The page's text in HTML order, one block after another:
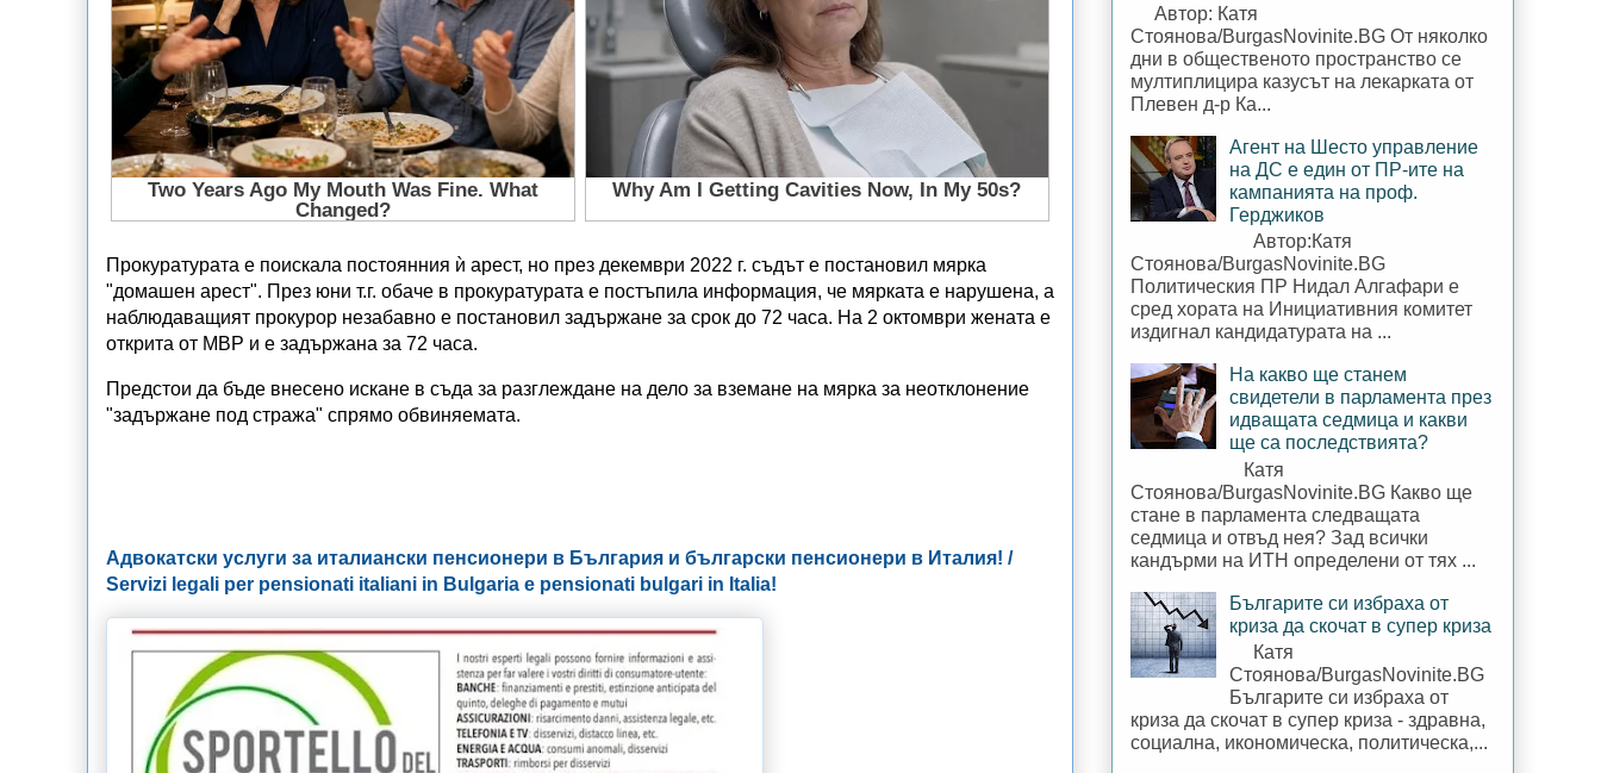
Прокуратурата е поискала постоянния ѝ арест, но през декември 2022 г. съдът е постановил мярка
"домашен арест". През юни т.г. обаче в прокуратурата е постъпила информация, че мярката е нарушена, а
наблюдаващият прокурор незабавно е постановил задържане за срок до 72 часа. На 2 октомври жената е
открита от МВР и е задържана за 72 часа.
Предстои да бъде внесено искане в съда за разглеждане на дело за вземане на мярка за неотклонение
"задържане под стража" спрямо обвиняемата.
Адвокатски услуги за италиански пенсионери в България и български пенсионери в Италия! /
Servizi legali per pensionati italiani in Bulgaria e pensionati bulgari in Italia!
Автор: Катя
Стоянова/BurgasNovinite.BG От няколко
дни в общественото пространство се
мултиплицира казусът на лекарката от
Плевен д-р Ка...
Агент на Шесто управление
на ДС е един от ПР-ите на
кампанията на проф.
Герджиков
Автор:Катя
Стоянова/BurgasNovinite.BG
Политическия ПР Нидал Алгафари е
сред хората на Инициативния комитет
издигнал кандидатурата на ...
На какво ще станем
свидетели в парламента през
идващата седмица и какви
ще са последствията?
Катя
Стоянова/BurgasNovinite.BG Какво ще
стане в парламента следващата
седмица и отвъд нея? Зад всички
кандърми на ИТН определени от тях ...
Българите си избраха от
криза да скочат в супер криза
Катя
Стоянова/BurgasNovinite.BG
Българите си избраха от
криза да скочат в супер криза - здравна,
социална, икономическа, политическа,...